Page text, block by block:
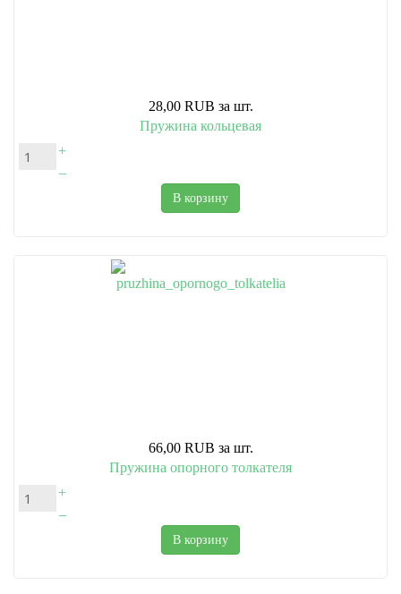
28,00 RUB за шт.
Пружина кольцевая
+
–
В корзину
66,00 RUB за шт.
Пружина опорного толкателя
+
–
В корзину